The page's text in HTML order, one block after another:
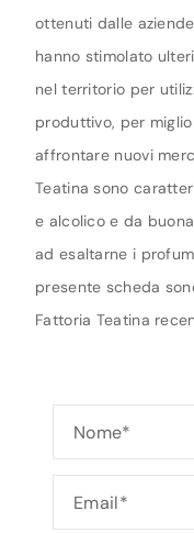
ottenuti dalle
hanno stimolato
nel territorio per
produttivo, per
affrontare nuovi
Teatina sono
e alcolico e da
ad esaltarne i
presente scheda
Fattoria Teatina